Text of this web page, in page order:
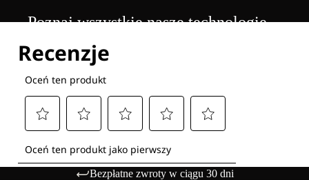
Poznaj wszystkie nasze technologie
Bezpłatne zwroty w ciągu 30 dni